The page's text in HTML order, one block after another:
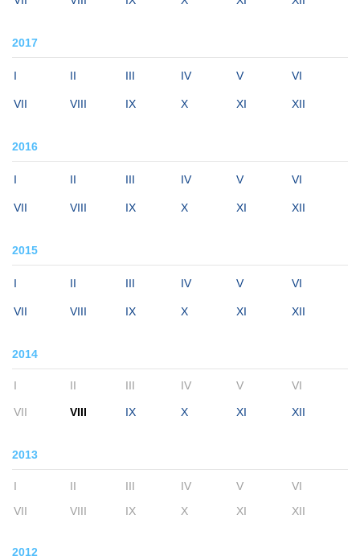
2017
I II III IV V VI
VII VIII IX X XI XII
2016
I II III IV V VI
VII VIII IX X XI XII
2015
I II III IV V VI
VII VIII IX X XI XII
2014
I II III IV V VI
VII VIII IX X XI XII
2013
I II III IV V
VI
VII
VIII IX X XI XII
2012